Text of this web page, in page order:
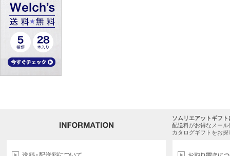
ソムリエアットギフ
配送料がお得なメー
カタログギフトをお